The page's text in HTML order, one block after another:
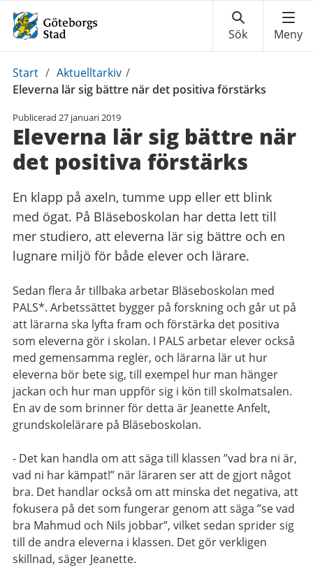
Du
är
Start / Aktuelltarkiv /
Eleverna lär sig bättre när det positiva förstärks
Publicerad 27 januari 2019
Eleverna lär sig bättre när
det positiva förstärks
En klapp på axeln, tumme upp eller ett blink
med ögat. På Bläseboskolan har detta lett till
mer studiero, att eleverna lär sig bättre och en
lugnare miljö för både elever och lärare.
Sedan flera år tillbaka arbetar Bläseboskolan med
PALS*. Arbetssättet bygger på forskning och går ut på
att lärarna ska lyfta fram och förstärka det positiva
som eleverna gör i skolan. I PALS arbetar elever också
med gemensamma regler, och lärarna lär ut hur
eleverna bör bete sig, till exempel hur man hänger
jackan och hur man uppför sig i kön till skolmatsalen.
En av de som brinner för detta är Jeanette Anfelt,
grundskolelärare på Bläseboskolan.
- Det kan handla om att säga till klassen ”vad bra ni är,
vad ni har kämpat!” när läraren ser att de gjort något
bra. Det handlar också om att minska det negativa, att
fokusera på det som fungerar genom att säga ”se vad
bra Mahmud och Nils jobbar”, vilket sedan sprider sig
till de andra eleverna i klassen. Det gör verkligen
skillnad, säger Jeanette.